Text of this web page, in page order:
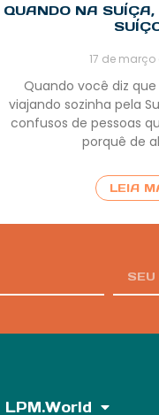
QUANDO NA
17 de março
Quando você diz que
viajando sozinha pela
confusos de pessoas
porquê de
LEIA
LPM.World